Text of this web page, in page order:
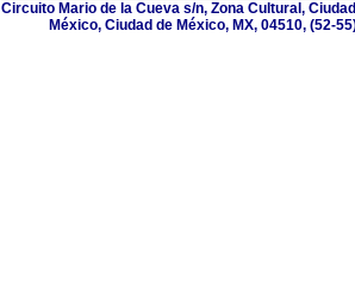
Circuito Mario de la Cueva s/n, Zona Cultural,
México, Ciudad de México, MX, 04510, (52-